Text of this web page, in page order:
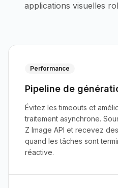
applications visuelles
Performance
Pipeline de
Évitez les timeouts et
traitement asynchrone.
Z Image API et recevez
quand les tâches sont
réactive.